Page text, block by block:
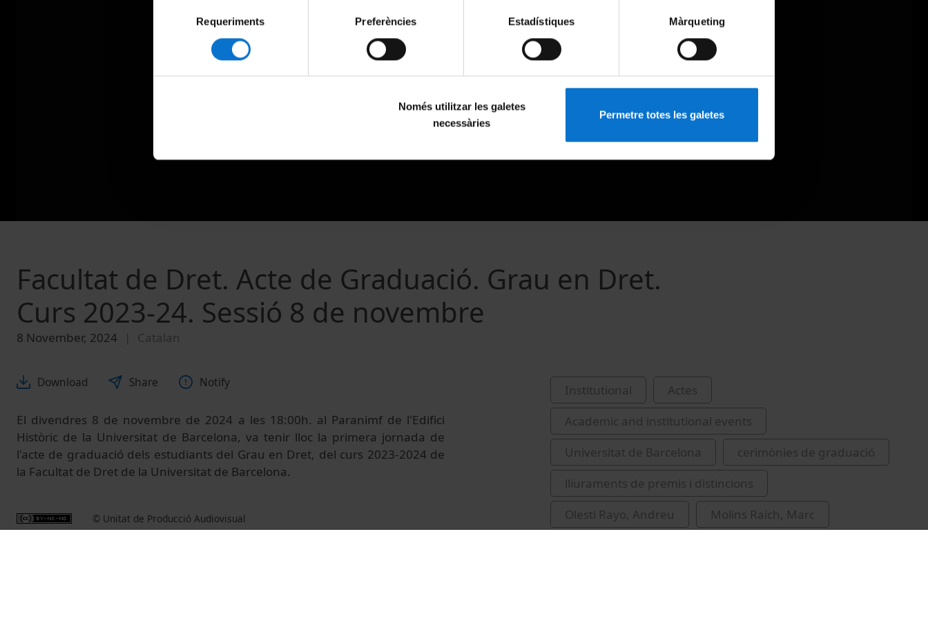
Requeriments Preferències Estadístiques Màrqueting
Només utilitzar les galetes
necessàries
Permetre totes les galetes
Facultat de Dret. Acte de Graduació. Grau en Dret.
Curs 2023-24. Sessió 8 de novembre
8 November, 2024 Catalan
Download Share Notify
El divendres 8 de novembre de 2024 a les 18:00h. al Paranimf de l'Edifici
Històric de la Universitat de Barcelona, va tenir lloc la primera jornada de
l'acte de graduació dels estudiants del Grau en Dret, del curs 2023-2024 de
la Facultat de Dret de la Universitat de Barcelona.
© Unitat de Producció Audiovisual
Institutional
Actes
Academic and institutional events
Universitat de Barcelona
cerimònies de graduació
lliuraments de premis i distincions
Olesti Rayo, Andreu
Molins Raich, Marc